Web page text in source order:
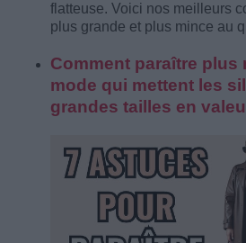
flatteuse. Voici nos meilleurs
plus grande et plus mince au
Comment paraître plus
mode qui mettent les
grandes tailles en